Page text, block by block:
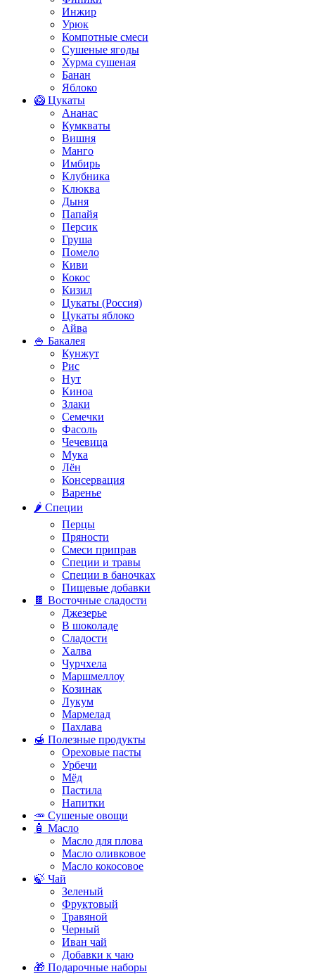
Инжир
Урюк
Компотные смеси
Сушеные ягоды
Хурма сушеная
Банан
Яблоко
🥝 Цукаты
Ананас
Кумкваты
Вишня
Манго
Имбирь
Клубника
Клюква
Дыня
Папайя
Персик
Груша
Помело
Киви
Кокос
Кизил
Цукаты (Россия)
Цукаты яблоко
Айва
🍚 Бакалея
Кунжут
Рис
Нут
Киноа
Злаки
Семечки
Фасоль
Чечевица
Мука
Лён
Консервация
Варенье
🌶️ Специи
Перцы
Пряности
Смеси приправ
Специи и травы
Специи в баночках
Пищевые добавки
🍫 Восточные сладости
Джезерье
В шоколаде
Сладости
Халва
Чурчхела
Маршмеллоу
Козинак
Лукум
Мармелад
Пахлава
🍯 Полезные продукты
Ореховые пасты
Урбечи
Мёд
Пастила
Напитки
🥕 Сушеные овощи
🧴 Масло
Масло для плова
Масло оливковое
Масло кокосовое
🍃 Чай
Зеленый
Фруктовый
Травяной
Черный
Иван чай
Добавки к чаю
🎁 Подарочные наборы